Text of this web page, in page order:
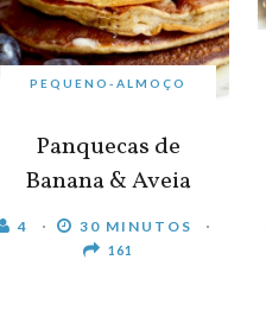
PEQUENO-ALMOÇO
Panquecas de
Banana & Aveia
4 30 MINUTOS
161